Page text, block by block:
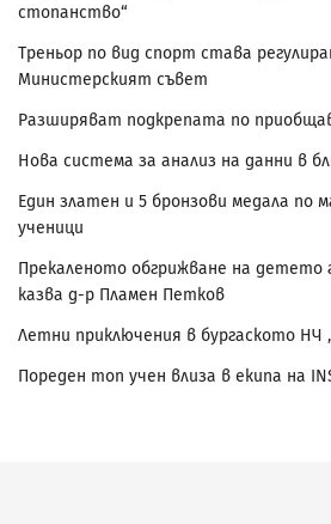
стопанство“
Треньор по вид спорт става
Министерският съвет
Разширяват подкрепата по
Нова система за анализ на данни в
Един златен и 5 бронзови медала по
ученици
Прекаленото обгрижване на детето
казва д-р Пламен Петков
Летни приключения в бургаското НЧ
Пореден топ учен влиза в екипа на